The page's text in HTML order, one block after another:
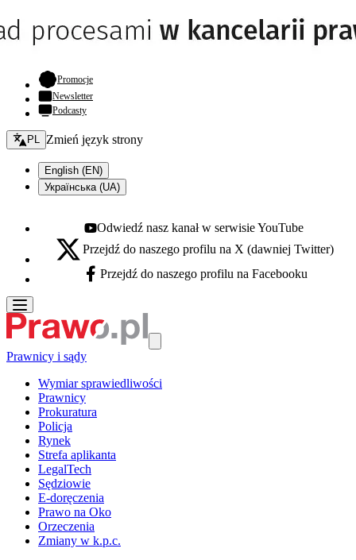
Promocje- otwiera się w nowej karcie
Newsletter
Podcasty
Zmień język - bieżący:
PL Zmień język strony
English (EN)
Українська (UA)
Youtube - otwiera się w nowej karcie
Odwiedź nasz kanał w serwisie YouTube
X - otwiera się w nowej karcie
Przejdź do naszego profilu na X (dawniej Twitter)
Facebook - otwiera się w nowej karcie
Przejdź do naszego profilu na Facebooku
Prawnicy i sądy
Wymiar sprawiedliwości
Prawnicy
Prokuratura
Policja
Rynek
Strefa aplikanta
LegalTech
Sędziowie
E-doręczenia
Prawo na Oko
Orzeczenia
Zmiany w k.p.c.